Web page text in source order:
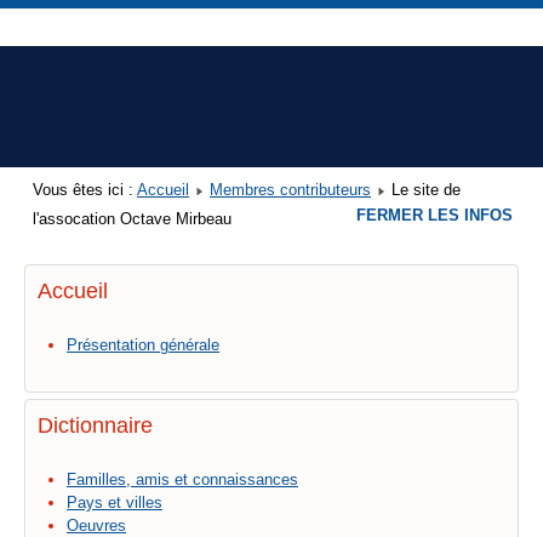
Vous êtes ici : Accueil Membres contributeurs
Le site de
l'assocation Octave Mirbeau
Accueil
Présentation générale
Dictionnaire
Familles, amis et connaissances
Pays et villes
Oeuvres
FERMER LES INFOS